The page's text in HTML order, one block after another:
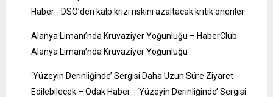
Haber - DSÖ’den kalp krizi riskini azaltacak kritik öneriler
Alanya Limanı’nda Kruvaziyer Yoğunluğu – HaberClub -
Alanya Limanı’nda Kruvaziyer Yoğunluğu
‘Yüzeyin Derinliğinde’ Sergisi Daha Uzun Süre Ziyaret
Edilebilecek – Odak Haber - ‘Yüzeyin Derinliğinde’ Sergisi